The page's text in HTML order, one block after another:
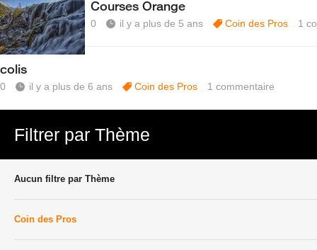
Courses Orange
0 il y a plus de 5 ans Coin des Pros 1
colis
0 il y a plus de 6 ans Coin des Pros 1 commentaire
Filtrer par Thème
Aucun filtre par Thème
Coin des Pros